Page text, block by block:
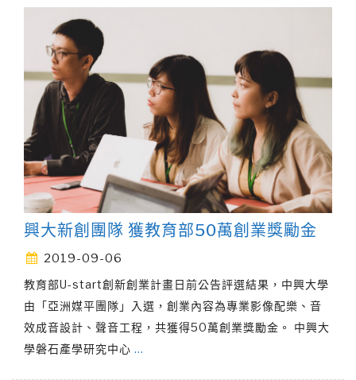
興大新創團隊 獲教育部50萬創業獎勵金
2019-09-06
教育部U-start創新創業計畫日前公告評選結果，中興大學
由「亞洲媒平團隊」入選，創業內容為專業影像配樂、音
效成音設計、聲音工程，共獲得50萬創業獎勵金。 中興大
學磐石產學研究中心 …